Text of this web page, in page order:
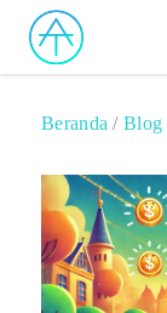
Beranda /Blog